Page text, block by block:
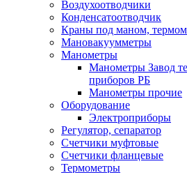
Воздухоотводчики
Конденсатоотводчик
Краны под маном,
Мановакуумметры
Манометры
Манометры Завод
приборов РБ
Манометры прочие
Оборудование
Электроприборы
Регулятор, сепаратор
Счетчики муфтовые
Счетчики фланцевые
Термометры